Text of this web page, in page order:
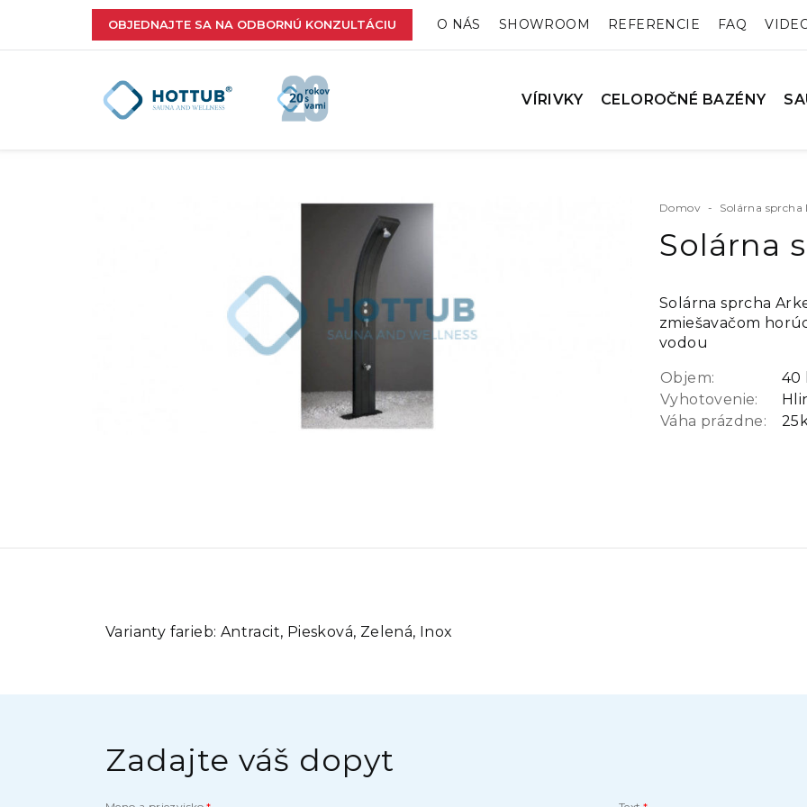
OBJEDNAJTE SA NA ODBORNÚ KONZULTÁCIU O NÁS SHOWROOM REFERENCIE FAQ
VÍRIVKY CELOROČNÉ BAZÉNY
Domov - Solárna sprcha
Solárna
Solárna sprcha
zmiešavačom
vodou
Objem:
40
Vyhotovenie:
Váha prázdne:
Varianty farieb: Antracit, Piesková, Zelená, Inox
Zadajte váš dopyt